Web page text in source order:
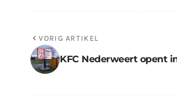
VORIG ARTIKEL
KFC Nederweert opent